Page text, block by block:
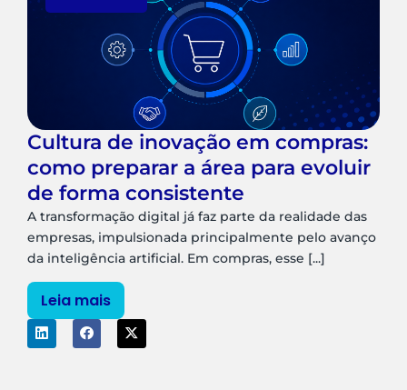
Cultura de inovação em compras:
como preparar a área para evoluir
de forma consistente
A transformação digital já faz parte da realidade das
empresas, impulsionada principalmente pelo avanço
da inteligência artificial. Em compras, esse [...]
Leia mais